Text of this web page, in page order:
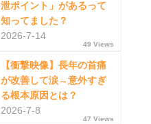
泄ポイント」があるって
知ってました？
2026-7-14
49 Views
【衝撃映像】長年の首痛
が改善して涙→意外すぎ
る根本原因とは？
2026-7-8
47 Views